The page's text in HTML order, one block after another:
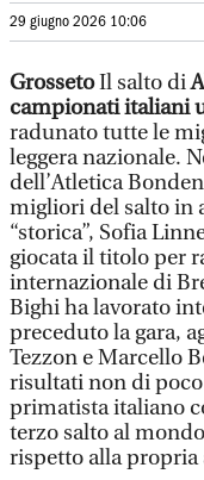
29 giugno 2026 10:06
GrossetoIl salto di
campionati italiani
radunato tutte le
leggera nazionale.
dell’Atletica
migliori del salto in
“storica”, Sofia
giocata il titolo per
internazionale di
Bighi ha lavorato
preceduto la gara,
Tezzon e Marcello
risultati non di
primatista italiano
terzo salto al
rispetto alla propria